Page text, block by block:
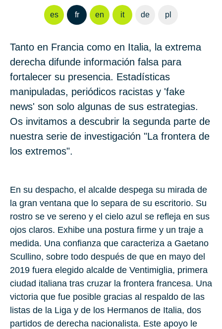
es fr en it de pl
Tanto en Francia como en Italia, la extrema
derecha difunde información falsa para
fortalecer su presencia. Estadísticas
manipuladas, periódicos racistas y 'fake
news' son solo algunas de sus estrategias.
Os invitamos a descubrir la segunda parte de
nuestra serie de investigación "La frontera de
los extremos".
En su despacho, el alcalde despega su mirada de
la gran ventana que lo separa de su escritorio. Su
rostro se ve sereno y el cielo azul se refleja en sus
ojos claros. Exhibe una postura firme y un traje a
medida. Una confianza que caracteriza a Gaetano
Scullino, sobre todo después de que en mayo del
2019 fuera elegido alcalde de Ventimiglia, primera
ciudad italiana tras cruzar la frontera francesa. Una
victoria que fue posible gracias al respaldo de las
listas de la Liga y de los Hermanos de Italia, dos
partidos de derecha nacionalista. Este apoyo le